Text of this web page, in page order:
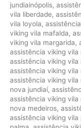
jundiainópolis,
vila liberdade,
vila loyola,
viking vila mafalda,
viking vila margarida,
assistência viking vila
assistência viking vila
assistência viking vila
assistência viking vila
nova jundiaí,
assistência viking vila
nova medeiros,
assistência viking vila